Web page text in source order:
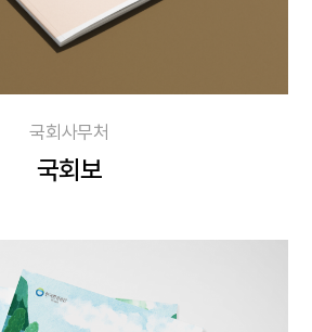
국회사무처
국회보